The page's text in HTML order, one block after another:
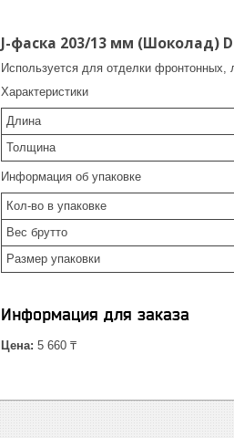
J-фаска 203/13 мм (Шоколад)
Используется для отделки фронтонных,
Характеристики
Длина
Толщина
Информация об упаковке
Кол-во в упаковке
Вес брутто
Размер упаковки
Информация для заказа
Цена: 5 660 ₸